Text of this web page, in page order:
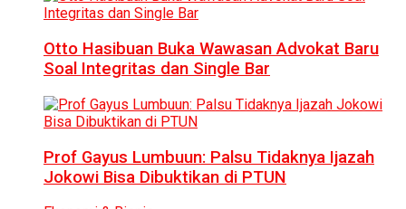
Otto Hasibuan Buka Wawasan Advokat Baru
Soal Integritas dan Single Bar
Prof Gayus Lumbuun: Palsu Tidaknya Ijazah
Jokowi Bisa Dibuktikan di PTUN